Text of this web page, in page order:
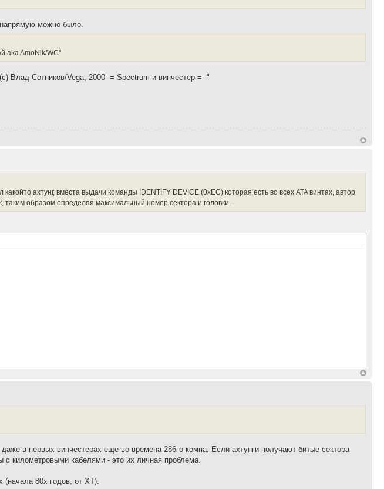
можно было.
aka AmoNik/WC"
Влад Сотников/Vega, 2000 -= Spectrum и винчестер =- "
ахтунг, вместа выдачи команды IDENTIFY DEVICE (0xEC) которая есть во всех ATA винтах, автор
таким образом определяя максимальный номер сектора и головки.
в первых винчестерах еще во времена 286го компа. Если ахтунги получают битые сектора
километровыми кабелями - это их личная проблема.
(начала 80х годов, от ХТ).